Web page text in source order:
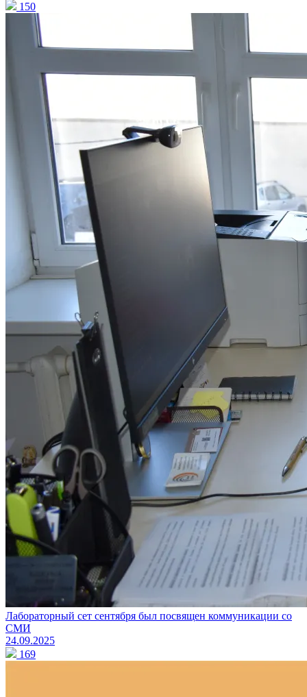
150
Лабораторный сет сентября был посвящен коммуникации со
СМИ
24.09.2025
169